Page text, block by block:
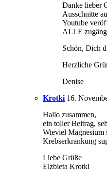
Danke lieber
Ausschnitte
Youtube
ALLE
Schön, Dich
Herzliche
Denise
Krotki 16.
Hallo zusammen,
ein toller Beitrag,
Wieviel Magnesium
Krebserkrankung
Liebe Grüße
Elzbieta Krotki